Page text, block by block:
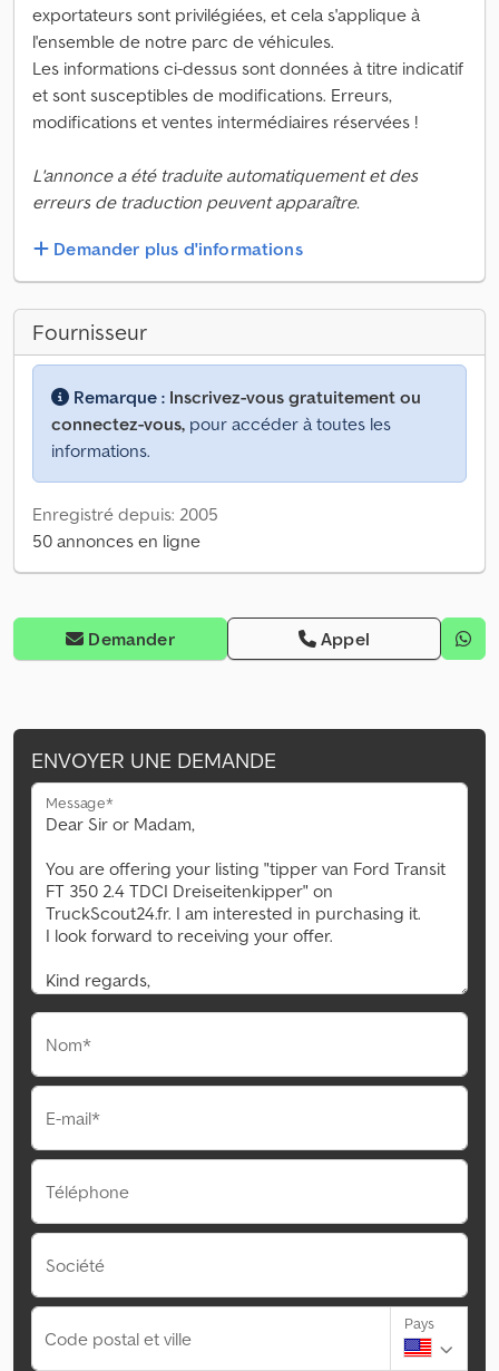
exportateurs sont privilégiées, et cela s'applique à
l'ensemble de notre parc de véhicules.
Les informations ci-dessus sont données à titre indicatif
et sont susceptibles de modifications. Erreurs,
modifications et ventes intermédiaires réservées !
L'annonce a été traduite automatiquement et des
erreurs de traduction peuvent apparaître.
Demander plus d'informations
Fournisseur
Remarque : Inscrivez-vous gratuitement ou
connectez-vous, pour accéder à toutes les
informations.
Enregistré depuis: 2005
50 annonces en ligne
Demander Appel
ENVOYER UNE DEMANDE
Message*
Nom*
E-mail*
Téléphone
Société
Code postal et ville
Pays